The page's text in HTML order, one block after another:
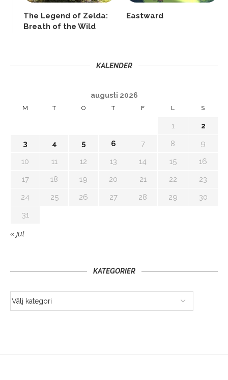
The Legend of Zelda:
Breath of the Wild
Eastward
KALENDER
augusti 2026
M T O T F L S
1
2
3
4 5 6 7 8
9
10
11 12 13 14 15
16
17
18 19 20 21 22
23
24
25 26 27 28 29
30
31
« jul
KATEGORIER